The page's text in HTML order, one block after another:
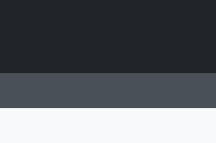
in browse page